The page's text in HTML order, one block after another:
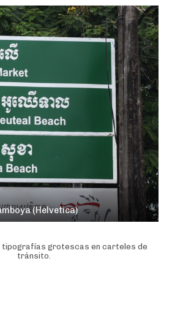
(Helvetica)
tipografías grotescas en carteles de
tránsito.